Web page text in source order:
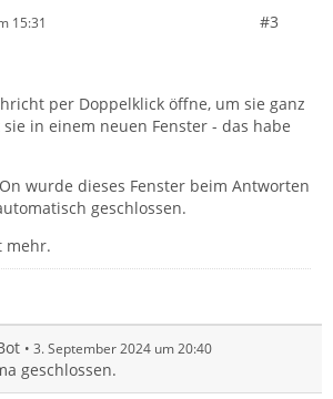
15:31 #3
per Doppelklick öffne, um sie ganz
in einem neuen Fenster - das habe
wurde dieses Fenster beim Antworten
geschlossen.
mehr.
3. September 2024 um 20:40
geschlossen.